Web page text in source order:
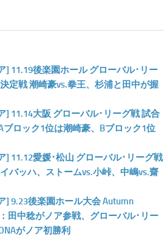
] 11.19後楽園ホール グローバル･リー
定戦 潮崎豪vs.拳王、杉浦と田中が握
] 11.14大阪 グローバル･リーグ戦 試合
ロック1位は潮崎豪、Bブロック1位
] 11.12愛媛･松山 グローバル･リーグ戦
バッハ、ストームvs.小峠、中嶋vs.齋
] 9.23後楽園ホール大会 Autumn
田中稔がノア参戦、グローバル･リー
がノア初勝利